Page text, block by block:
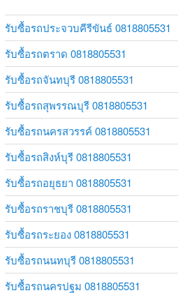
รับซื้อรถประจวบคีรีขันธ์ 0818805531
รับซื้อรถตราด 0818805531
รับซื้อรถจันทบุรี 0818805531
รับซื้อรถสุพรรณบุรี 0818805531
รับซื้อรถนครสวรรค์ 0818805531
รับซื้อรถสิงห์บุรี 0818805531
รับซื้อรถอยุธยา 0818805531
รับซื้อรถราชบุรี 0818805531
รับซื้อรถระยอง 0818805531
รับซื้อรถนนทบุรี 0818805531
รับซื้อรถนครปฐม 0818805531